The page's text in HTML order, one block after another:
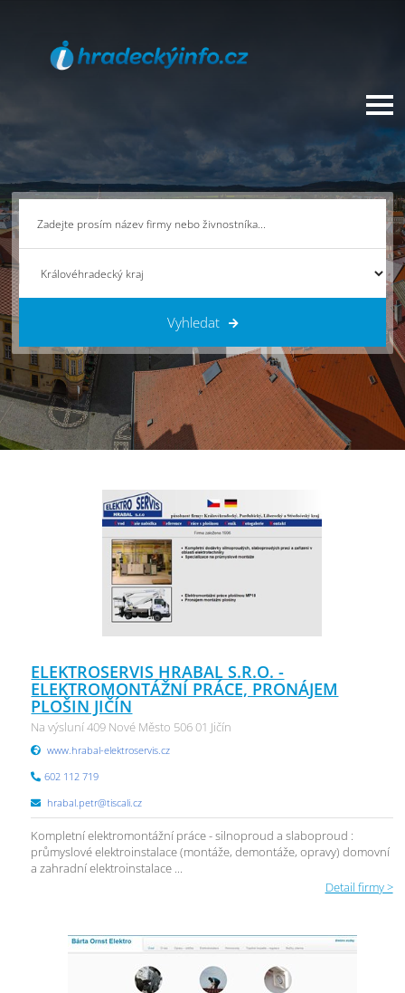
Vyhledat
ELEKTROSERVIS HRABAL S.R.O. -
ELEKTROMONTÁŽNÍ PRÁCE, PRONÁJEM
PLOŠIN JIČÍN
Na výsluní 409 Nové Město 506 01 Jičín
www.hrabal-elektroservis.cz
602 112 719
hrabal.petr@tiscali.cz
Kompletní elektromontážní práce - silnoproud a slaboproud :
průmyslové elektroinstalace (montáže, demontáže, opravy) domovní
a zahradní elektroinstalace ...
Detail firmy >